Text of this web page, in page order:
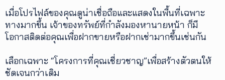
เมื่อโปรไฟล์ของคุณดูน่าเชื่อถือและแสดงในพื้นที่เฉพาะ
ทางมากขึ้น เจ้าของทรัพย์ที่กำลังมองหานายหน้า ก็มี
โอกาสติดต่อคุณเพื่อฝากขายหรือฝากเช่ามากขึ้นเช่นกัน
เลือกเฉพาะ “โครงการที่คุณเชี่ยวชาญ”เพื่อสร้างตัวตนให้
ชัดเจนกว่าเดิม